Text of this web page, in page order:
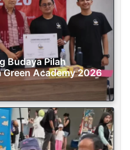
Budaya Pilah
Green Academy 2026